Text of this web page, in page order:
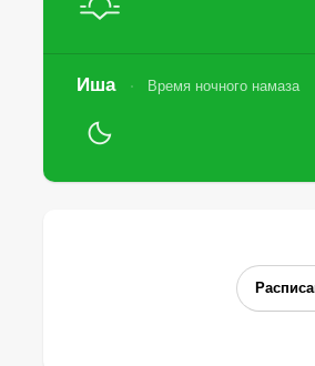
Иша Время ночного намаза